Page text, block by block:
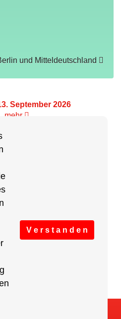
V e r s t a n d e n
und Mitteldeutschland
September 2026
mehr
Breitensports
Breitensport.de